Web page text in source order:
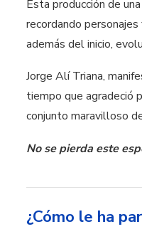
Esta producción de una
recordando
además del inicio,
Jorge Alí Triana,
tiempo que agradeció
conjunto maravilloso
No se pierda este
¿Cómo le ha